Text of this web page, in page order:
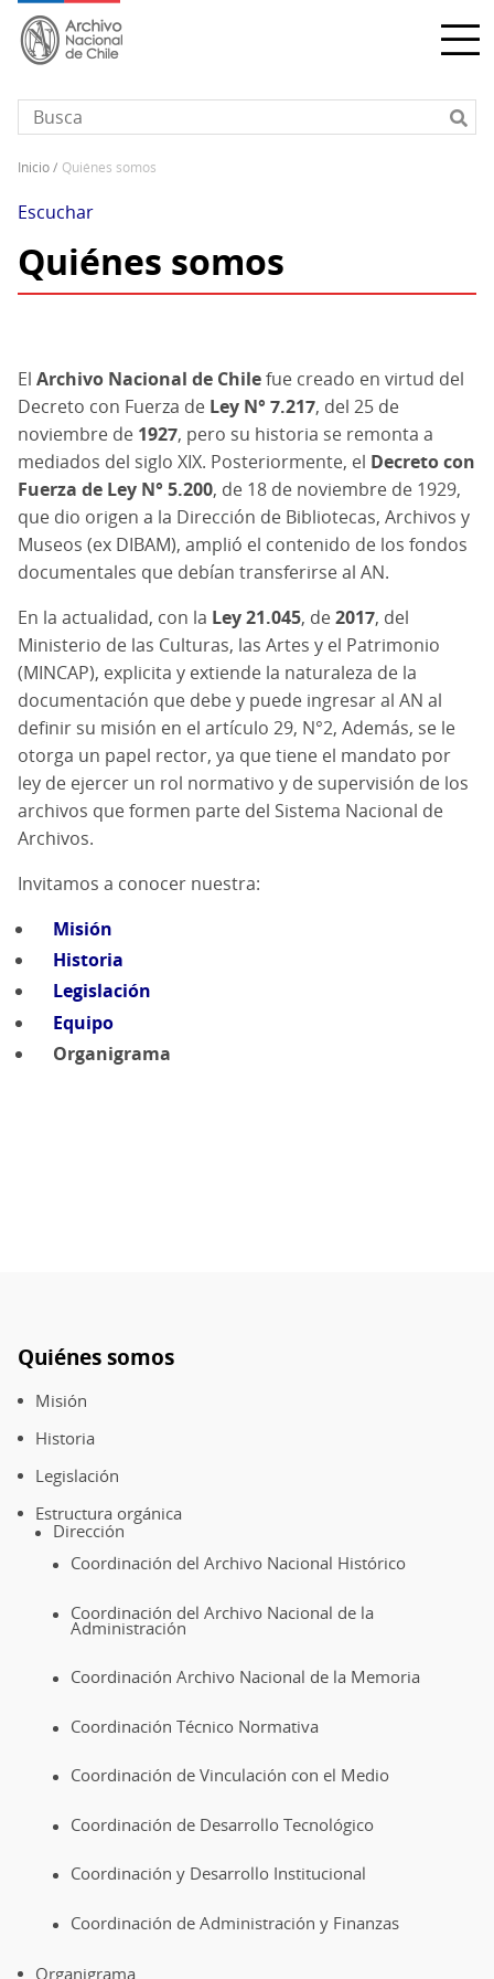
Pasar
contenido
principal
enlaces
de
ayuda
a
inicio quiénes somos
Escuchar
Quiénes somos
El Archivo Nacional de Chilefue creado en virtud del
Decreto con Fuerza de Ley N° 7.217, del 25 de
noviembre de 1927, pero su historia se remonta a
mediados del siglo XIX. Posteriormente, el Decreto con
Fuerza de Ley N° 5.200, de 18 de noviembre de 1929,
que dio origen a la Dirección de Bibliotecas, Archivos y
Museos (ex DIBAM), amplió el contenido de los fondos
documentales que debían transferirse al AN.
En la actualidad, con la Ley 21.045, de2017, del
Ministerio de las Culturas, las Artes y el Patrimonio
(MINCAP), explicita y extiende la naturaleza de la
documentación que debe y puede ingresar al AN al
definir su misión en el artículo 29, N°2, Además, se le
otorga un papel rector, ya que tiene el mandato por
ley de ejercer un rol normativo y de supervisión de los
archivos que formen parte del Sistema Nacional de
Archivos.
Invitamos a conocer nuestra:
Misión
Historia
Legislación
Equipo
Organigrama
Pie
de
página
Quiénes somos
Misión
Historia
Legislación
Estructura orgánica
Dirección
Coordinación del Archivo Nacional Histórico
Coordinación del Archivo Nacional de la
Administración
Coordinación Archivo Nacional de la Memoria
Coordinación Técnico Normativa
Coordinación de Vinculación con el Medio
Coordinación de Desarrollo Tecnológico
Coordinación y Desarrollo Institucional
Coordinación de Administración y Finanzas
Organigrama